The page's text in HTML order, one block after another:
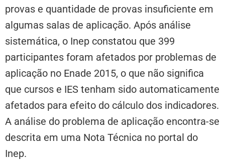
provas e quantidade de provas insuficiente em
algumas salas de aplicação. Após análise
sistemática, o Inep constatou que 399
participantes foram afetados por problemas de
aplicação no Enade 2015, o que não significa
que cursos e IES tenham sido automaticamente
afetados para efeito do cálculo dos indicadores.
A análise do problema de aplicação encontra-se
descrita em uma Nota Técnica no portal do
Inep.